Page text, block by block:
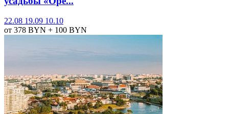
22.08 19.09 10.10
от 378 BYN + 100 BYN